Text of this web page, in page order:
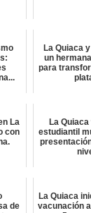
La Quiaca
un
para
La
con
La
estudiantil
de
La Quiaca
vacunación